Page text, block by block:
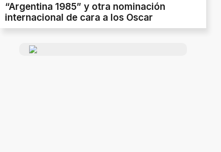
“Argentina 1985” y otra nominación
internacional de cara a los Oscar